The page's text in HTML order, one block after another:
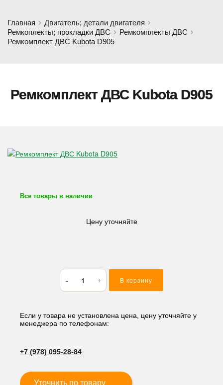
Главная
Двигатель; детали двигателя
Ремкоплекты; прокладки ДВС
Ремкомплекты ДВС
Ремкомплект ДВС Kubota D905
Ремкомплект ДВС Kubota D905
Все товары в наличии
Цену уточняйте
Количество
товара
Ремкомплект
Kubota
D905
В корзину
Если у товара не установлена цена, цену уточняйте у
менеджера по телефонам:
+7 (978) 095-28-84
Уточнить по товару